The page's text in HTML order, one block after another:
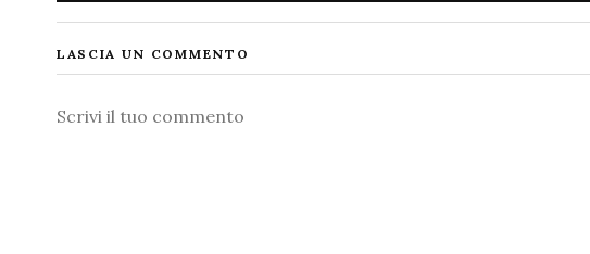
LASCIA UN COMMENTO
Commento